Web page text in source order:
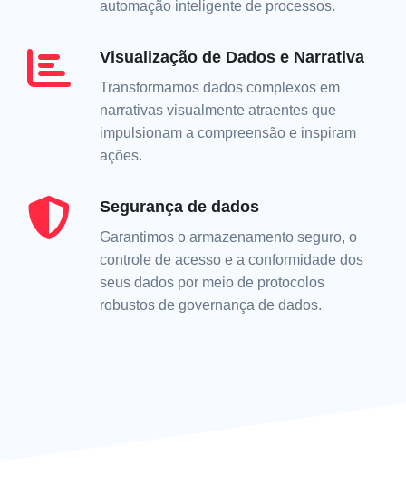
automação inteligente de processos.
Visualização de Dados e Narrativa
Transformamos dados complexos em
narrativas visualmente atraentes que
impulsionam a compreensão e inspiram
ações.
Segurança de dados
Garantimos o armazenamento seguro, o
controle de acesso e a conformidade dos
seus dados por meio de protocolos
robustos de governança de dados.